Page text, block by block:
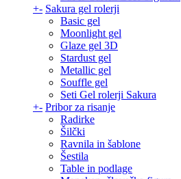
+- Sakura gel rolerji
Basic gel
Moonlight gel
Glaze gel 3D
Stardust gel
Metallic gel
Souffle gel
Seti Gel rolerji Sakura
+- Pribor za risanje
Radirke
Šilčki
Ravnila in šablone
Šestila
Table in podlage